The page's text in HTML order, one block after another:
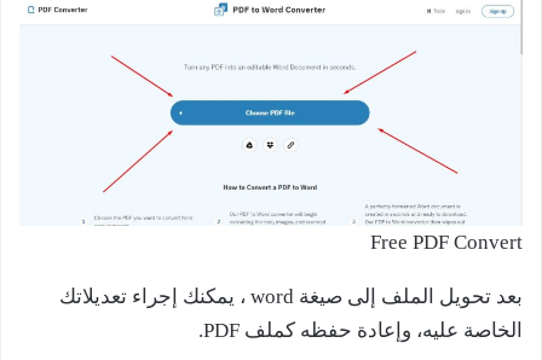
Free PDF Convert
بعد تحويل الملف إلى صيغة word ، يمكنك إجراء تعديلاتك
الخاصة عليه، وإعادة حفظه كملف PDF.